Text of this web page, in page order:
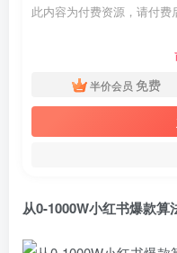
此内容为付费资源，请付费
半价会员 免费
从0-1000W小红书爆款